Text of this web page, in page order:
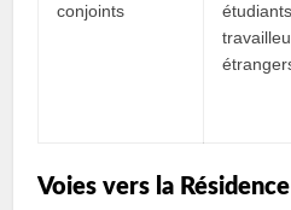
conjoints
Voies vers la